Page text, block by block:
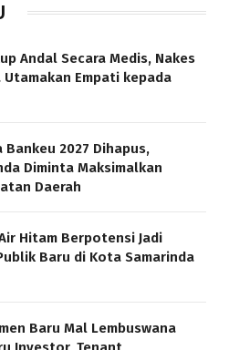
Andal Secara Medis, Nakes
Utamakan Empati kepada
Bankeu 2027 Dihapus,
Diminta Maksimalkan
Daerah
Hitam Berpotensi Jadi
Baru di Kota Samarinda
Baru Mal Lembuswana